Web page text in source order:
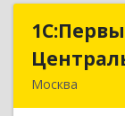
Москва